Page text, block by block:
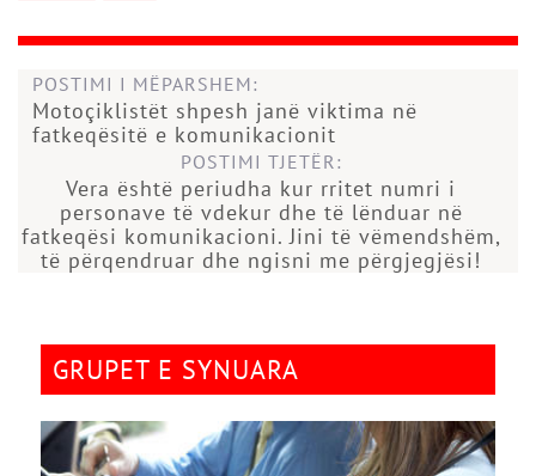
POSTIMI I MËPARSHEM:
Motoçiklistët shpesh janë viktima në
fatkeqësitë e komunikacionit
POSTIMI TJETËR:
Vera është periudha kur rritet numri i
personave të vdekur dhe të lënduar në
fatkeqësi komunikacioni. Jini të vëmendshëm,
të përqendruar dhe ngisni me përgjegjësi!
GRUPET E SYNUARA